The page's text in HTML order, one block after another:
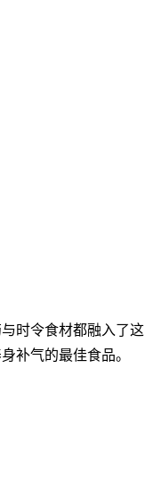
时令食材都融入了这
补气的最佳食品。